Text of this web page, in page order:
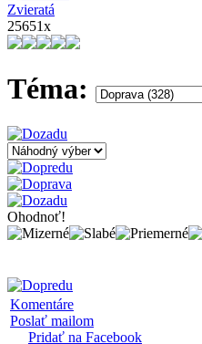
Zvieratá
25651x
Téma:
Ohodnoť!
Komentáre
Poslať mailom
Pridať na Facebook